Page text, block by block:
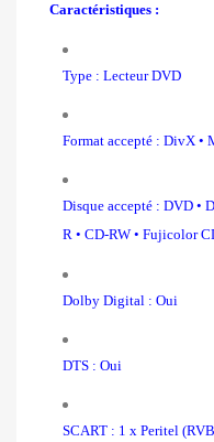
Caractéristiques :
Type : Lecteur DVD
Format accepté : DivX •
Disque accepté : DVD •
R • CD-RW • Fujicolor
Dolby Digital : Oui
DTS : Oui
SCART : 1 x Peritel